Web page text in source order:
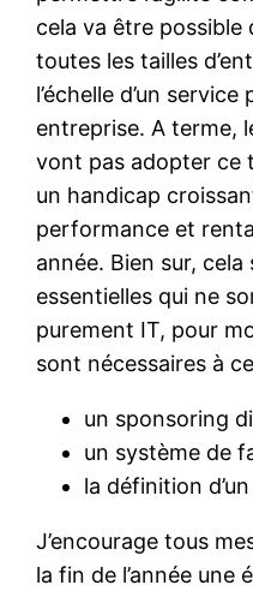
cela va être
toutes les tailles
l’échelle d’un
entreprise. A terme,
vont pas adopter ce
un handicap
performance et
année. Bien sur,
essentielles qui ne
purement IT, pour
sont nécessaires à
un sponsoring
un système de
la définition
J’encourage tous
la fin de l’année